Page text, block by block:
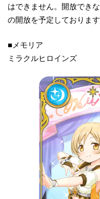
はできません。開放でき
の開放を予定しております
■メモリア
ミラクルヒロインズ